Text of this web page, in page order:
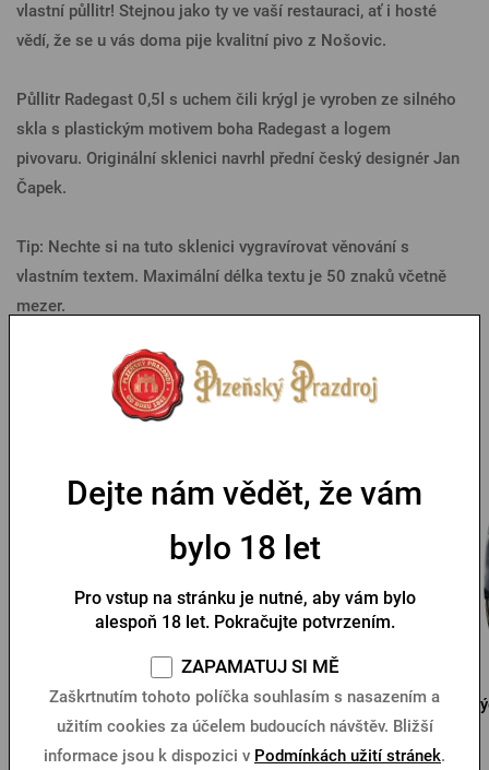
vlastní půllitr! Stejnou jako ty ve vaší restauraci, ať i hosté
vědí, že se u vás doma pije kvalitní pivo z Nošovic.
Půllitr Radegast 0,5l s uchem čili krýgl je vyroben ze silného
skla s plastickým motivem boha Radegast a logem
pivovaru. Originální sklenici navrhl přední český designér Jan
Čapek.
Tip: Nechte si na tuto sklenici vygravírovat věnování s
vlastním textem. Maximální délka textu je 50 znaků včetně
mezer.
Dřevěný podtácek
Radegast Bůh
Skladem > 10 ks
Triko Radegast - Krajina
Skladem > 10 ks
Dejte nám vědět, že vám
bylo 18 let
Pro vstup na stránku je nutné, aby vám bylo
alespoň 18 let. Pokračujte potvrzením.
ZAPAMATUJ SI MĚ
Zaškrtnutím tohoto políčka souhlasím s nasazením a
užitím cookies za účelem budoucích návštěv. Bližší
informace jsou k dispozici v Podmínkách užití stránek.